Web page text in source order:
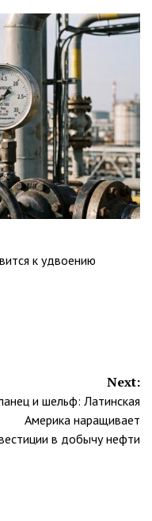
к удвоению
Next:
и шельф: Латинская
Америка наращивает
в добычу нефти